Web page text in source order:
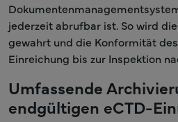
jederzeit abrufbar ist. So wird
gewahrt und die Konformität
Einreichung bis zur Inspektion
Umfassende
endgültigen eCTD-